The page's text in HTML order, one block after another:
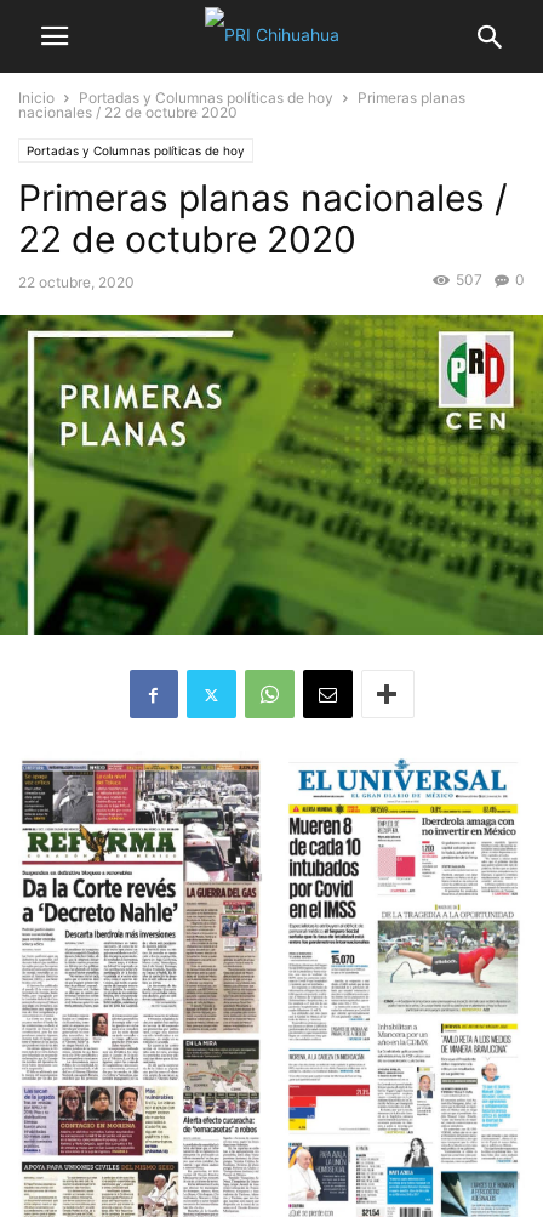
Inicio Portadas y Columnas políticas de hoy
Primeras planas
nacionales / 22 de octubre 2020
Portadas y Columnas políticas de hoy
Primeras planas nacionales /
22 de octubre 2020
22 octubre, 2020 0
507